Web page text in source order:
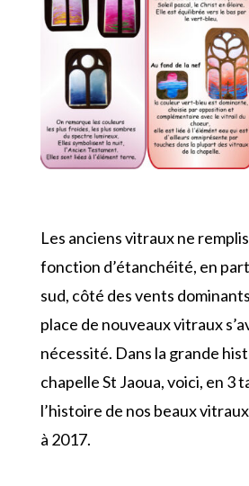
Les anciens vitraux ne
fonction d’étanchéité, en
sud, côté des vents
place de nouveaux vitraux
nécessité. Dans la grande
chapelle St Jaoua, voici, en 3
l’histoire de nos beaux
à 2017.